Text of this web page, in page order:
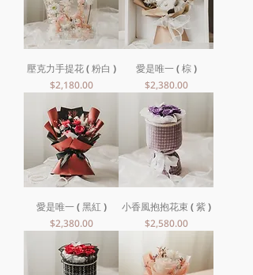
壓克力手提花 ( 粉白 )
價格
$2,180.00
愛是唯一 ( 棕 )
價格
$2,380.00
愛是唯一 ( 黑紅 )
價格
$2,380.00
小香風抱抱花束 ( 紫 )
價格
$2,580.00